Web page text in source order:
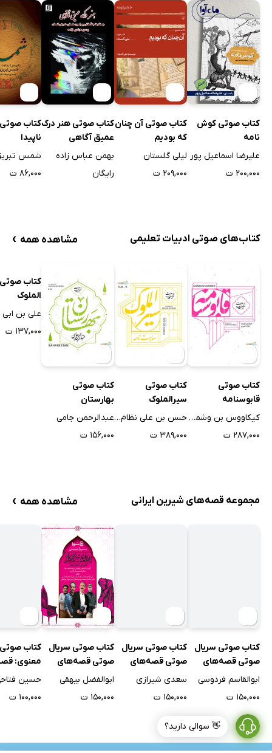
کتاب صوتی کوش
نامه
علیرضا اسماعیل پور
۲۰۰,۰۰۰ ت
کتاب صوتی آن چنان
که بودیم
لیلی گلستان
۲۰۹,۰۰۰ ت
کتاب صوتی هنر درک
عمیق آگاهی
بهمن عباس زاده
رایگان
کتاب
ناپیدا
شمس
۸۶,۰۰۰ ت
کتاب‌های صوتی ادبیات تعلیمی مشاهده همه ›
کتاب صوتی
قابوسنامه
کیکاووس بن وشمگیر عنصرالمعالی
۲۸۷,۰۰۰ ت
کتاب صوتی
سیرالملوک
حسن بن علی نظام الملک
۳۸۹,۰۰۰ ت
کتاب صوتی
بهارستان
عبدالرحمن جامی
۱۵۶,۰۰۰ ت
مجموعه قصه‌های شیرین ایرانی مشاهده همه ›
کتاب صوتی سریال
صوتی قصه‌های
شیرین ایرانی، فصل
ابوالقاسم فردوسی
۱۵۰,۰۰۰ ت
کتاب صوتی سریال
صوتی قصه‌های
شیرین ایرانی، فصل
سعدی
سعدی شیرازی
۱۵۰,۰۰۰ ت
کتاب صوتی سریال
صوتی قصه‌های
شیرین ایرانی، فصل
ابوالفضل بیهقی
۱۵۰,۰۰۰ ت
کتاب
معنوی:
شیرین
حسین
۱۰۰,۰۰۰ ت
👋 سوالی دارید؟